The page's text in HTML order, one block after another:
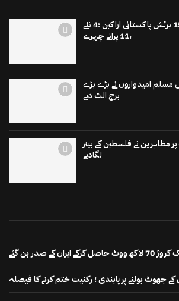
برطانوی پارلیمنٹ میں 15 برٹش پاکستانی اراکین ؛4 نئے
،11 پرانے چہرے
مسلم امیدواروں نے بڑے بڑے
برج الٹ دیے
پر مظاہرین نے فلسطین کے بینر
لگادیے
کے صدر بن گئے
جھوٹ بولنے پر پابندی ؛ رکنیت ختم کرنے کا فیصلہ